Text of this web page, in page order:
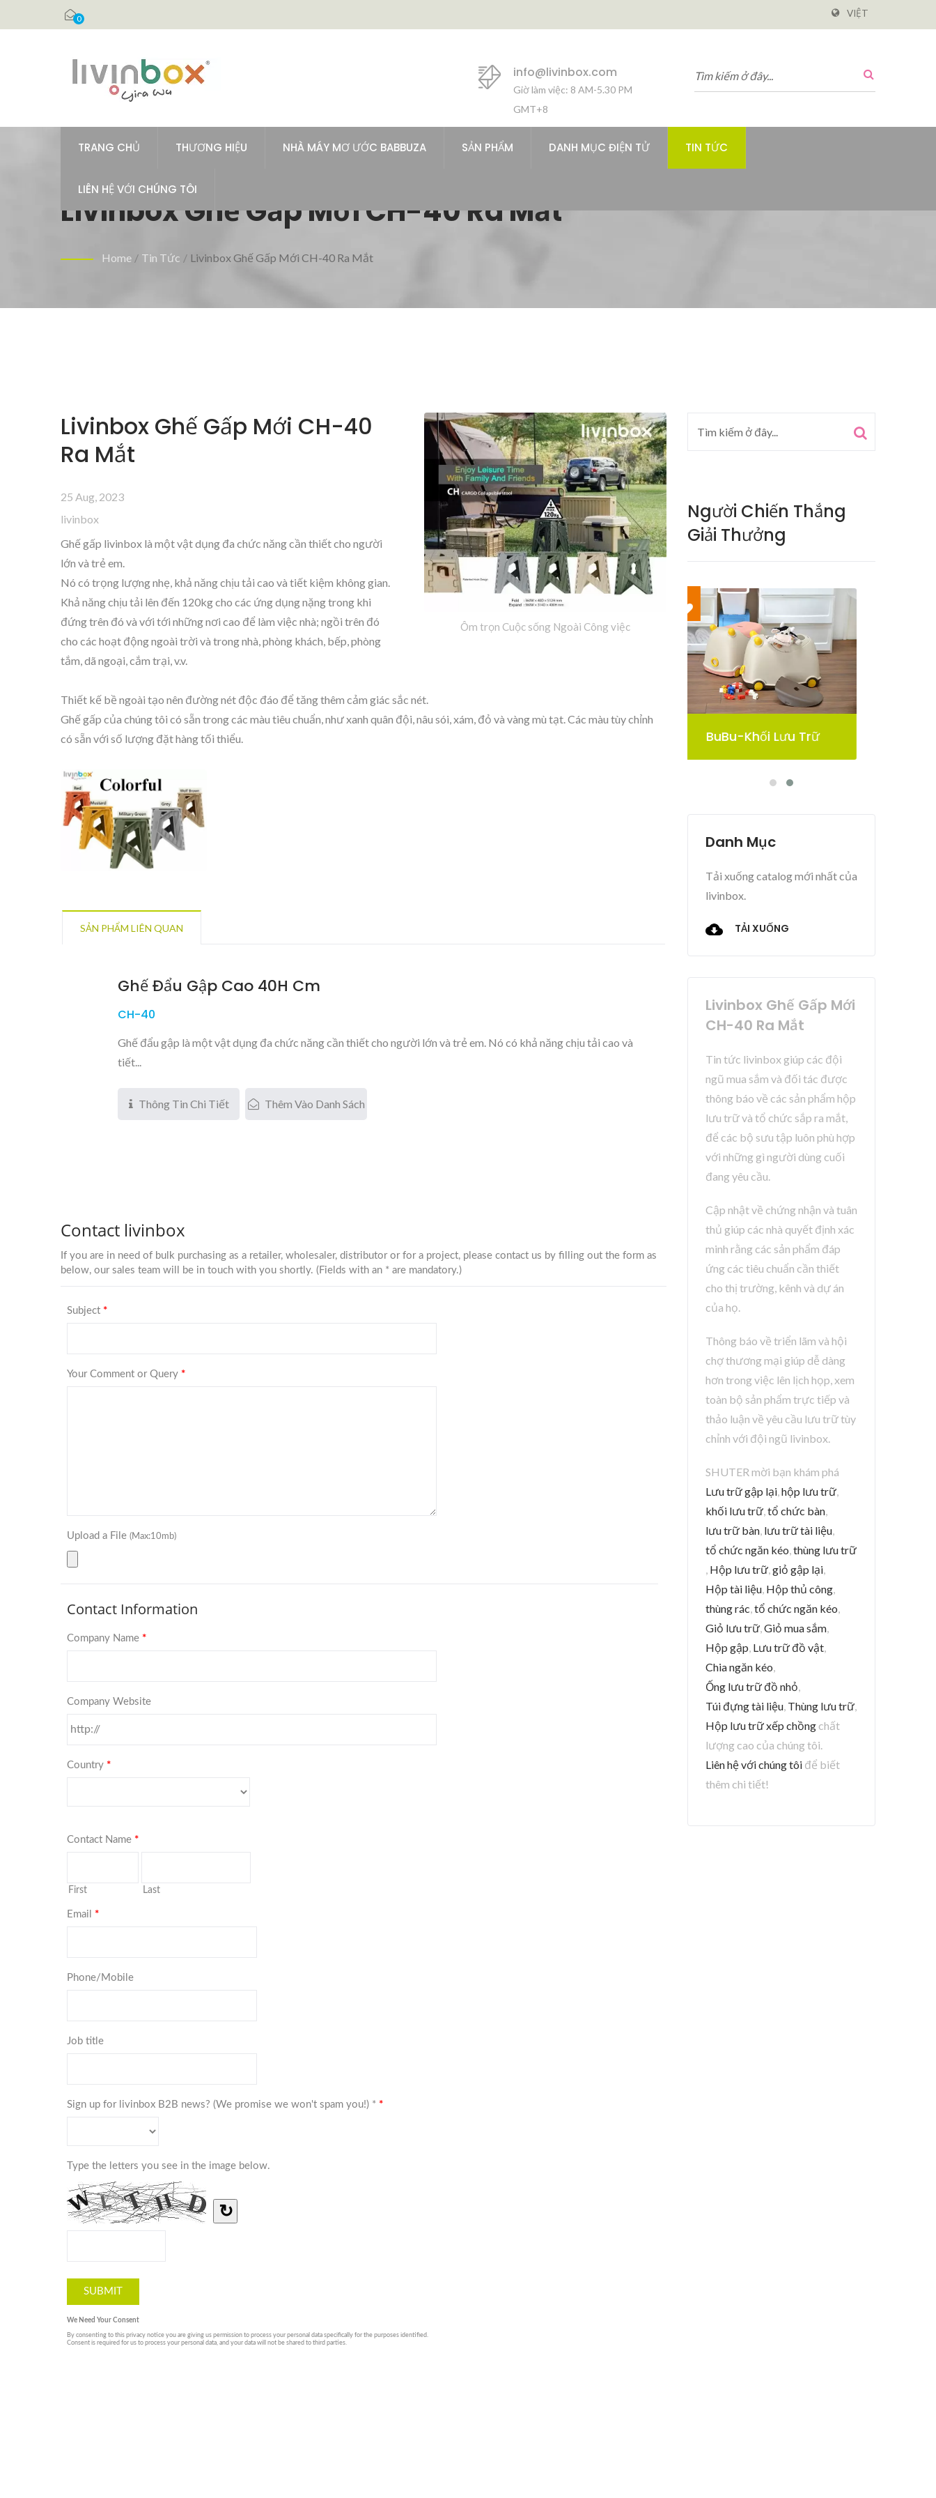
0 VIỆT
info@livinbox.com
Giờ làm việc: 8 AM-5.30 PM
GMT+8
TRANG CHỦ THƯƠNG HIỆU NHÀ MÁY MƠ ƯỚC BABBUZA SẢN PHẨM DANH MỤC ĐIỆN TỬ TIN TỨC
LIÊN HỆ VỚI CHÚNG TÔI
Livinbox Ghế Gấp Mới CH-40 Ra Mắt
Home / Tin Tức / Livinbox Ghế Gấp Mới CH-40 Ra Mắt
Ôm trọn Cuộc sống Ngoài Công việc
Livinbox Ghế Gấp Mới CH-40
Ra Mắt
25 Aug, 2023
livinbox
Ghế gấp livinbox là một vật dụng đa chức năng cần thiết cho người
lớn và trẻ em.
Nó có trọng lượng nhẹ, khả năng chịu tải cao và tiết kiệm không gian.
Khả năng chịu tải lên đến 120kg cho các ứng dụng nặng trong khi
đứng trên đó và với tới những nơi cao để làm việc nhà; ngồi trên đó
cho các hoạt động ngoài trời và trong nhà, phòng khách, bếp, phòng
tắm, dã ngoại, cắm trại, v.v.
Thiết kế bề ngoài tạo nên đường nét độc đáo để tăng thêm cảm giác sắc nét.
Ghế gấp của chúng tôi có sẵn trong các màu tiêu chuẩn, như xanh quân đội, nâu sói, xám, đỏ và vàng mù tạt. Các màu tùy chỉnh
có sẵn với số lượng đặt hàng tối thiểu.
SẢN PHẨM LIÊN QUAN
Ghế Đẩu Gập Cao 40H Cm
CH-40
Ghế đẩu gập là một vật dụng đa chức năng cần thiết cho người lớn và trẻ em. Nó có khả năng chịu tải cao và
tiết...
Thông Tin Chi Tiết Thêm Vào Danh Sách
Người Chiến Thắng
Giải Thưởng
BuBu-Khối Lưu Trữ Thùng Lưu Trữ Pelican
Danh Mục
Tải xuống catalog mới nhất của
livinbox.
TẢI XUỐNG
Livinbox Ghế Gấp Mới
CH-40 Ra Mắt
Tin tức livinbox giúp các đội
ngũ mua sắm và đối tác được
thông báo về các sản phẩm hộp
lưu trữ và tổ chức sắp ra mắt,
để các bộ sưu tập luôn phù hợp
với những gì người dùng cuối
đang yêu cầu.
Cập nhật về chứng nhận và tuân
thủ giúp các nhà quyết định xác
minh rằng các sản phẩm đáp
ứng các tiêu chuẩn cần thiết
cho thị trường, kênh và dự án
của họ.
Thông báo về triển lãm và hội
chợ thương mại giúp dễ dàng
hơn trong việc lên lịch họp, xem
toàn bộ sản phẩm trực tiếp và
thảo luận về yêu cầu lưu trữ tùy
chỉnh với đội ngũ livinbox.
SHUTER mời bạn khám phá
Lưu trữ gập lại,hộp lưu trữ,
khối lưu trữ,tổ chức bàn,
lưu trữ bàn, lưu trữ tài liệu,
tổ chức ngăn kéo,thùng lưu trữ
, Hộp lưu trữ,giỏ gập lại,
Hộp tài liệu, Hộp thủ công,
thùng rác,tổ chức ngăn kéo,
Giỏ lưu trữ,Giỏ mua sắm,
Hộp gập, Lưu trữ đồ vật,
Chia ngăn kéo,
Ống lưu trữ đồ nhỏ,
Túi đựng tài liệu, Thùng lưu trữ,
Hộp lưu trữ xếp chồng chất
lượng cao của chúng tôi.
Liên hệ với chúng tôi để biết
thêm chi tiết!